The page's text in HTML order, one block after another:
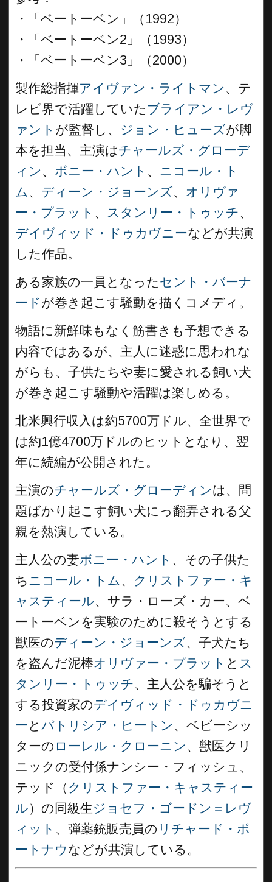
・「ベートーベン」（1992）
・「ベートーベン2」（1993）
・「ベートーベン3」（2000）
製作総指揮アイヴァン・ライトマン 、テ
レビ界で活躍していた ブライアン・レヴ
ァント が監督し、 ジョン・ヒューズが脚
本を担当、主演はチャールズ・グローデ
ィン 、 ボニー・ハント 、 ニコール・ト
ム、 ディーン・ジョーンズ、 オリヴァ
ー・プラット 、 スタンリー・トゥッチ、
デイヴィッド・ドゥカヴニーなどが共演
した作品。
ある家族の一員となったセント・バーナ
ードが巻き起こす騒動を描くコメディ。
物語に新鮮味もなく筋書きも予想できる
内容ではあるが、主人に迷惑に思われな
がらも、子供たちや妻に愛される飼い犬
が巻き起こす騒動や活躍は楽しめる。
北米興行収入は約5700万ドル、全世界で
は約1億4700万ドルのヒットとなり、翌
年に続編が公開された。
主演のチャールズ・グローディンは、問
題ばかり起こす飼い犬にっ翻弄される父
親を熱演している。
主人公の妻ボニー・ハント 、その子供た
ちニコール・トム、 クリストファー・キ
ャスティール、サラ・ローズ・カー、ベ
ートーベンを実験のために殺そうとする
獣医のディーン・ジョーンズ、子犬たち
を盗んだ泥棒オリヴァー・プラット と ス
タンリー・トゥッチ、主人公を騙そうと
する投資家のデイヴィッド・ドゥカヴニ
ーと パトリシア・ヒートン 、ベビーシッ
ターの ローレル・クローニン 、獣医クリ
ニックの受付係ナンシー・フィッシュ、
テッド（ クリストファー・キャスティー
ル）の同級生ジョセフ・ゴードン＝レヴ
ィット 、弾薬銃販売員の リチャード・ポ
ートナウ などが共演している。